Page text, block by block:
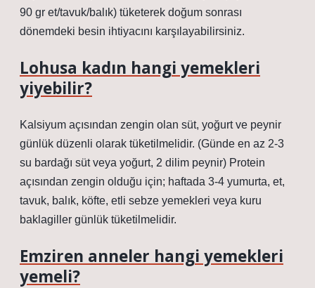
90 gr et/tavuk/balık) tüketerek doğum sonrası
dönemdeki besin ihtiyacını karşılayabilirsiniz.
Lohusa kadın hangi yemekleri
yiyebilir?
Kalsiyum açısından zengin olan süt, yoğurt ve peynir
günlük düzenli olarak tüketilmelidir. (Günde en az 2-3
su bardağı süt veya yoğurt, 2 dilim peynir) Protein
açısından zengin olduğu için; haftada 3-4 yumurta, et,
tavuk, balık, köfte, etli sebze yemekleri veya kuru
baklagiller günlük tüketilmelidir.
Emziren anneler hangi yemekleri
yemeli?